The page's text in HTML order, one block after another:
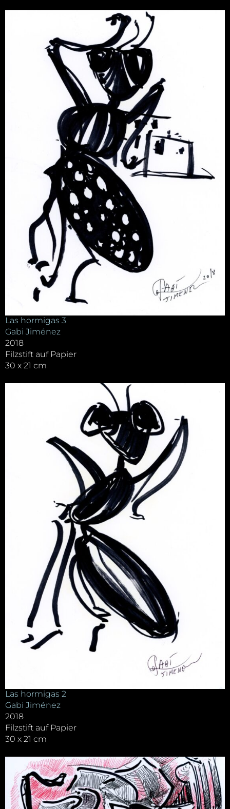
Las hormigas 3
Gabi Jiménez
2018
Filzstift auf Papier
30 x 21 cm
Las hormigas 2
Gabi Jiménez
2018
Filzstift auf Papier
30 x 21 cm